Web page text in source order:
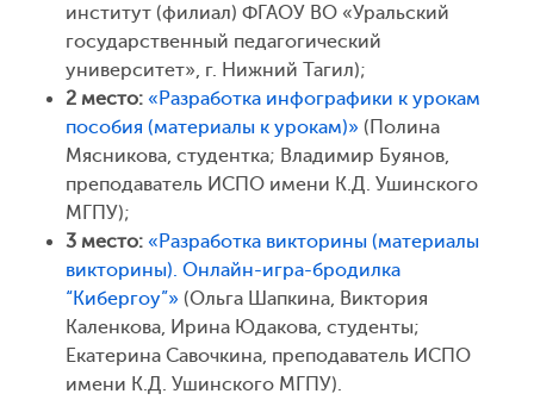
институт (филиал) ФГАОУ ВО «Уральский
государственный педагогический
университет», г. Нижний Тагил);
2 место: «Разработка инфографики к урокам
пособия (материалы к урокам)» (Полина
Мясникова, студентка; Владимир Буянов,
преподаватель ИСПО имени К.Д. Ушинского
МГПУ);
3 место: «Разработка викторины (материалы
викторины). Онлайн-игра-бродилка
“Кибергоу”» (Ольга Шапкина, Виктория
Каленкова, Ирина Юдакова, студенты;
Екатерина Савочкина, преподаватель ИСПО
имени К.Д. Ушинского МГПУ).